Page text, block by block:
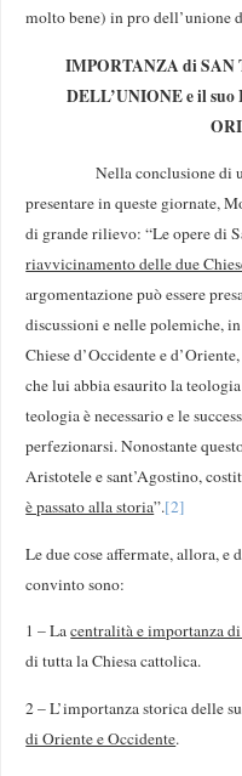
molto bene) in pro dell’unione
IMPORTANZA di
DELL’UNIONE e il
Nella conclusione di
presentare in queste giornate,
di grande rilievo: “Le opere di
riavvicinamento delle due
argomentazione può essere
discussioni e nelle polemiche,
Chiese d’Occidente e
che lui abbia esaurito la
teologia è necessario e le
perfezionarsi. Nonostante
Aristotele e sant’Agostino,
è passato alla storia”.[2]
Le due cose affermate, allora, e
convinto sono:
1 – Lacentralità eimportanza
di tutta la Chiesa cattolica.
2 – L’importanza storica delle
di Oriente e Occidente.